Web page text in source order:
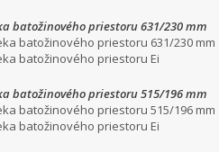
batožinového priestoru 631/230 mm
batožinového priestoru 631/230 mm
batožinového priestoru Ei
batožinového priestoru 515/196 mm
batožinového priestoru 515/196 mm
batožinového priestoru Ei